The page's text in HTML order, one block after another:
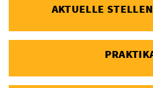
AKTUELLE